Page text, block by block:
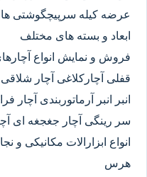
عرضه کیله سرپیچگوشتی
ابعاد و بسته های مختلف
فروش و نمایش انواع
قفلی آچارکلاغی آچار
انبر انبر آرماتوربندی
سر رینگی آچار جغجغه ای
انواع ابزارالات مکانیکی و
هرس